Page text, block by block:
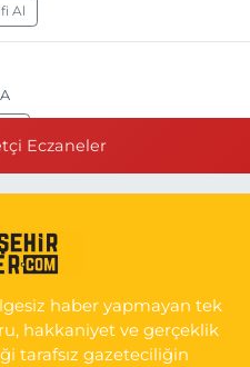
Al
KARŞISI I
Al
Eczaneler
haber yapmayan tek
hakkaniyet ve gerçeklik
tarafsız gazeteciliğin